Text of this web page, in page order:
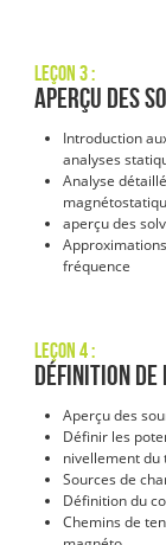
Leçon 3 :
Aperçu des
Introduction
analyses
Analyse
aperçu des
fréquence
Leçon 4 :
Définition
Aperçu des
Définir les
nivellement du
Sources de
Définition du
Chemins de